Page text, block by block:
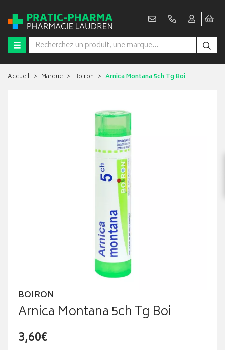
Accueil Marque Boiron Arnica Montana 5ch Tg Boi
BOIRON
Arnica Montana 5ch Tg Boi
3,60€